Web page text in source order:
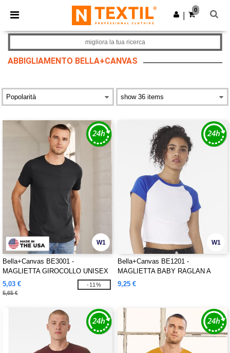
× App Ntextil
Prezzi migliori sull'app!
Scarica app
0
ABBIGLIAMENTO BELLA+CANVAS
migliora la tua ricerca
W1
Bella+Canvas BE3001 -
MAGLIETTA GIROCOLLO UNISEX
IN JERSEY
5,03 €
5,65 €
-11%
W1
Bella+Canvas BE1201 -
MAGLIETTA BABY RAGLAN A
COSTINE MICRO DA DONNA
9,25 €